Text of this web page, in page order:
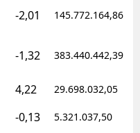
-2,01 145.772.164,86
-1,32 383.440.442,39
4,22 29.698.032,05
-0,13 5.321.037,50